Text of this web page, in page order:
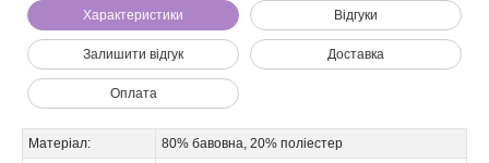
Характеристики Відгуки
Залишити відгук Доставка
Оплата
Матеріал:
80% бавовна, 20% поліестер
Ми зателефонуємо вам на номер: